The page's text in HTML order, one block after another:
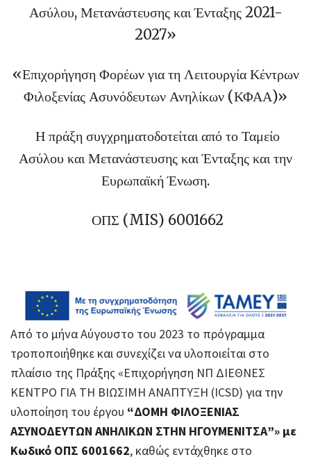
Ασύλου, Μετανάστευσης και Ένταξης 2021-
2027»
«Επιχορήγηση Φορέων για τη Λειτουργία Κέντρων
Φιλοξενίας Ασυνόδευτων Ανηλίκων (ΚΦΑΑ)»
Η πράξη συγχρηματοδοτείται από το Ταμείο
Ασύλου και Μετανάστευσης και Ένταξης και την
Ευρωπαϊκή Ένωση.
ΟΠΣ (MIS) 6001662
Από το μήνα Αύγουστο του 2023 το πρόγραμμα
τροποποιήθηκε και συνεχίζει να υλοποιείται στο
πλαίσιο της Πράξης «Επιχορήγηση ΝΠ ΔΙΕΘΝΕΣ
ΚΕΝΤΡΟ ΓΙΑ ΤΗ ΒΙΩΣΙΜΗ ΑΝΑΠΤΥΞΗ (ICSD) για την
υλοποίηση του έργου “ΔΟΜΗ ΦΙΛΟΞΕΝΙΑΣ
ΑΣΥΝΟΔΕΥΤΩΝ ΑΝΗΛΙΚΩΝ ΣΤΗΝ ΗΓΟΥΜΕΝΙΤΣΑ”» με
Κωδικό ΟΠΣ 6001662, καθώς εντάχθηκε στο